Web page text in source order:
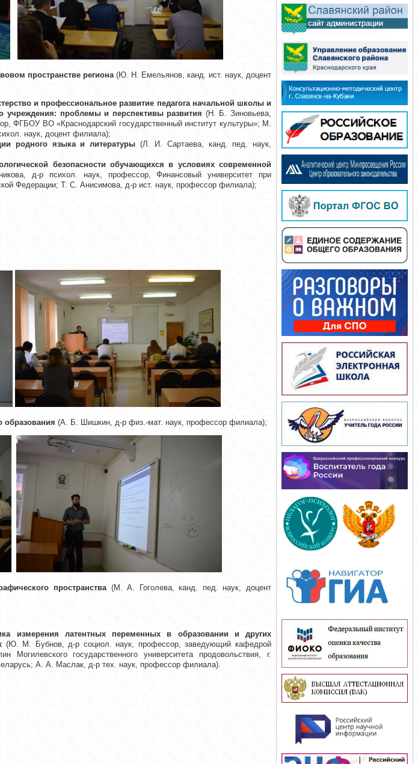
пространстве региона (Ю. Н. Емельянов, канд. ист. наук, доцент
и профессиональное развитие педагога начальной школы и
учреждения: проблемы и перспективы развития (Н. Б. Зиновьева,
ФГБОУ ВО «Краснодарский государственный институт культуры»; М.
наук, доцент филиала);
родного языка и литературы(Л. И. Сартаева, канд. пед. наук,
безопасности обучающихся в условиях современной
д-р психол. наук, профессор, Финансовый университет при
Федерации; Т. С. Анисимова, д-р ист. наук, профессор филиала);
образования (А. Б. Шишкин, д-р физ.-мат. наук, профессор филиала);
пространства(М. А. Гоголева, канд. пед. наук, доцент
измерения латентных переменных в образовании и других
(Ю. М. Бубнов, д-р социол. наук, профессор, заведующий кафедрой
Могилевского государственного университета продовольствия, г.
А. А. Маслак, д-р тех. наук, профессор филиала).